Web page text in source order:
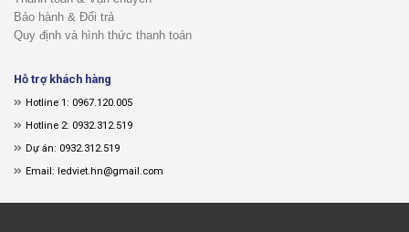
Bảo hành & Đổi trả
Quy định và hình thức thanh toán
Hỗ trợ khách hàng
Hotline 1: 0967.120.005
Hotline 2: 0932.312.519
Dự án: 0932.312.519
Email: ledviet.hn@gmail.com